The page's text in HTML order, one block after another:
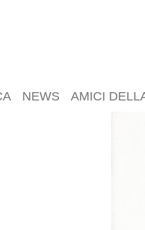
NEWS AMICI